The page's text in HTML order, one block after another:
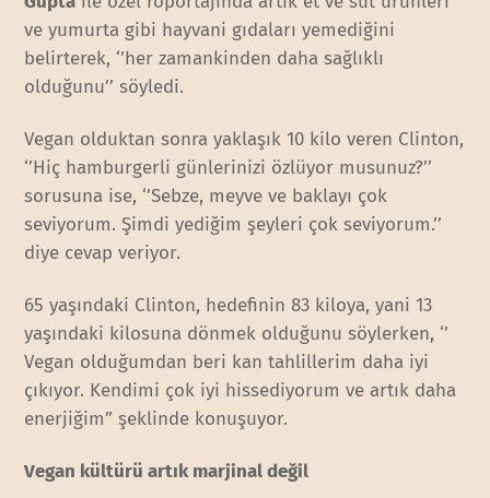
ve yumurta gibi hayvani gıdaları yemediğini
belirterek, ‘’her zamankinden daha sağlıklı
olduğunu’’ söyledi.
Vegan olduktan sonra yaklaşık 10 kilo veren Clinton,
‘’Hiç hamburgerli günlerinizi özlüyor musunuz?’’
sorusuna ise, ‘’Sebze, meyve ve baklayı çok
seviyorum. Şimdi yediğim şeyleri çok seviyorum.’’
diye cevap veriyor.
65 yaşındaki Clinton, hedefinin 83 kiloya, yani 13
yaşındaki kilosuna dönmek olduğunu söylerken, ‘’
Vegan olduğumdan beri kan tahlillerim daha iyi
çıkıyor. Kendimi çok iyi hissediyorum ve artık daha
enerjiğim” şeklinde konuşuyor.
Vegan kültürü artık marjinal değil